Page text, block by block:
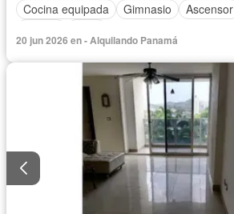
Cocina equipada
Gimnasio Ascensor
20 jun 2026 en - Alquilando Panamá